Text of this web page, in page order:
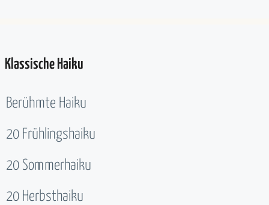
Klassische Haiku
Berühmte Haiku
20 Frühlingshaiku
20 Sommerhaiku
20 Herbsthaiku